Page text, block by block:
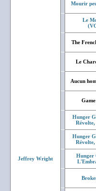
Jeffrey Wright
Mourir
Le
The
Le
Aucun
Hunger
Hunger
Hunger